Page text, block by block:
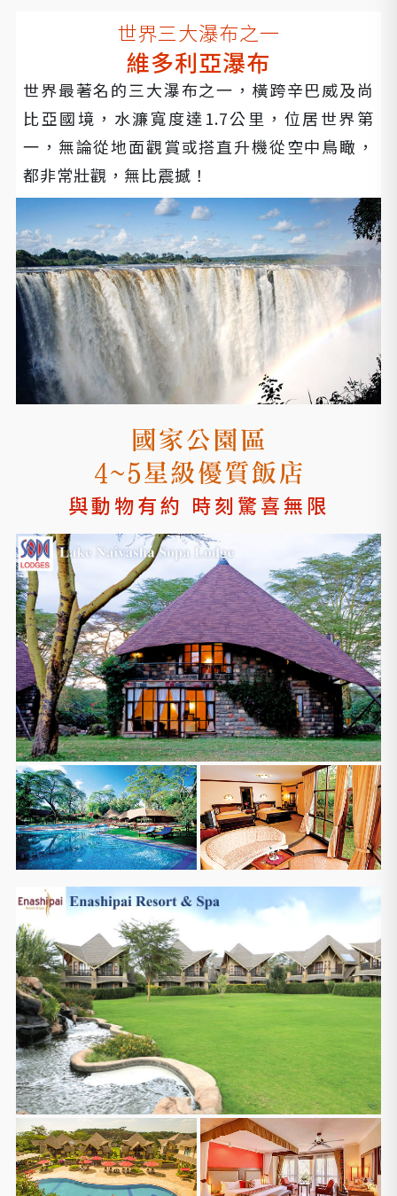
世界三大瀑布之一
維多利亞瀑布
世界最著名的三大瀑布之一，橫跨辛巴威及尚
比亞國境，水濂寬度達1.7公里，位居世界第
一，無論從地面觀賞或搭直升機從空中鳥瞰，
都非常壯觀，無比震撼！
與動物有約 時刻驚喜無限